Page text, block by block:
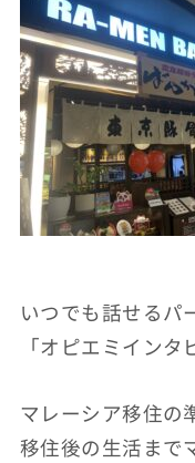
いつでも話せるパ
「オピエミインタ
マレーシア移住の
移住後の生活まで